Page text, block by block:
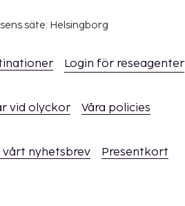
säte: Helsingborg
Login för reseagenter
vid olyckor Våra policies
vårt nyhetsbrev Presentkort